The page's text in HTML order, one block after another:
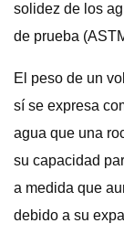
solidez de los
de prueba
El peso de un
sí se expresa
agua que una
su capacidad
a medida que
debido a su